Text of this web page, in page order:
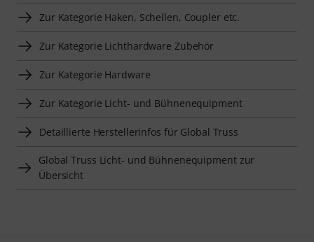
Zur Kategorie Haken, Schellen, Coupler etc.
Zur Kategorie Lichthardware Zubehör
Zur Kategorie Hardware
Zur Kategorie Licht- und Bühnenequipment
Detaillierte Herstellerinfos für Global Truss
Global Truss Licht- und Bühnenequipment zur
Übersicht